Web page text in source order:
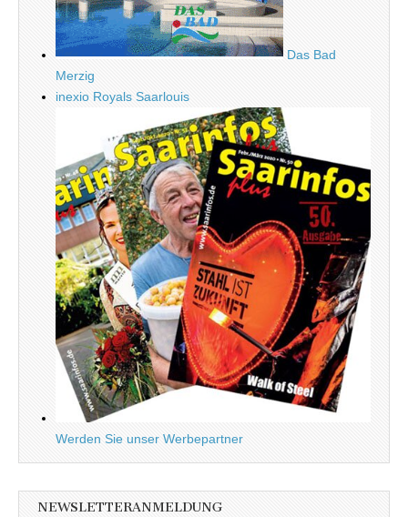
Das Bad
Merzig
inexio Royals Saarlouis
Werden Sie unser Werbepartner
NEWSLETTERANMELDUNG